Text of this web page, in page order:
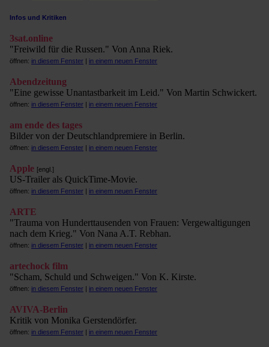
Infos und Kritiken
3sat.online
"Freiwild für die Russen." Von Anna Riek.
öffnen: in diesem Fenster | in einem neuen Fenster
Abendzeitung
"Eine gewisse Unantastbarkeit im Leid." Von Martin Schwickert.
öffnen: in diesem Fenster | in einem neuen Fenster
am ende des tages
Bilder von der Deutschlandpremiere in Berlin.
öffnen: in diesem Fenster | in einem neuen Fenster
Apple [engl.]
US-Trailer als QuickTime-Movie.
öffnen: in diesem Fenster | in einem neuen Fenster
ARTE
"Trauma von Hunderttausenden von Frauen: Vergewaltigungen
nach dem Krieg." Von Nana A.T. Rebhan.
öffnen: in diesem Fenster | in einem neuen Fenster
artechock film
"Scham, Schuld und Schweigen." Von K. Kirste.
öffnen: in diesem Fenster | in einem neuen Fenster
AVIVA-Berlin
Kritik von Monika Gerstendörfer.
öffnen: in diesem Fenster | in einem neuen Fenster